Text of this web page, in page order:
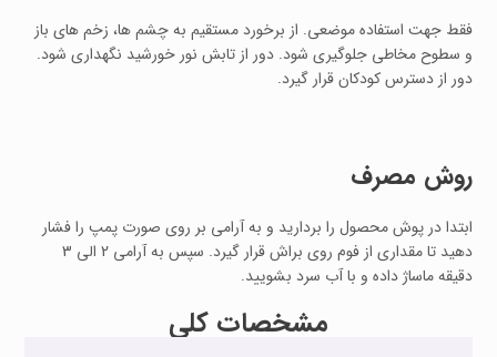
فقط جهت استفاده موضعی. از برخورد مستقیم به چشم ها، زخم های باز
و سطوح مخاطی جلوگیری شود. دور از تابش نور خورشید نگهداری شود.
دور از دسترس کودکان قرار گیرد.
روش مصرف
ابتدا در پوش محصول را بردارید و به آرامی بر روی صورت پمپ را فشار
دهید تا مقداری از فوم روی براش قرار گیرد. سپس به آرامی 2 الی 3
دقیقه ماساژ داده و با آب سرد بشویید.
مشخصات کلی